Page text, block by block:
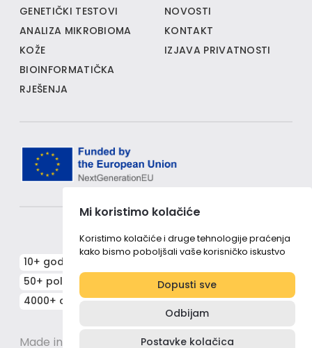
Mi koristimo kolačiće
Koristimo kolačiće i druge tehnologije praćenja
kako bismo poboljšali vaše korisničko iskustvo
Dopusti sve
Odbijam
Postavke kolačica
GENETIČKI TESTOVI
ANALIZA MIKROBIOMA
KOŽE
BIOINFORMATIČKA
RJEŠENJA
NOVOSTI
KONTAKT
IZJAVA PRIVATNOSTI
10+ godina stručnosti i posvećenosti
50+ poliklinika i ordinacija diljem Hrvatske
4000+ obavljenih genetičkih testova
Made in MagićMarinac